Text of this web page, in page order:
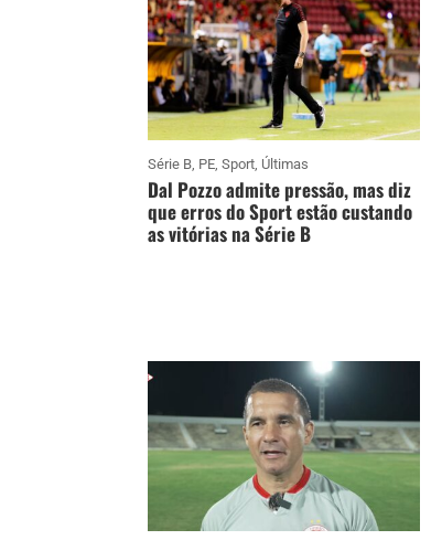
Série B PE ,Sport Últimas
Dal Pozzo admite pressão, mas diz
que erros do Sport estão custando
as vitórias na Série B